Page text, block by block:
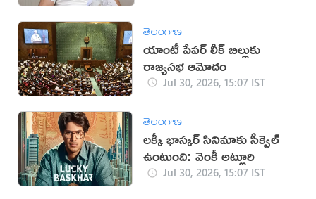
తెలంగాణ
యాంటీ పేపర్ లీక్ బిల్లుకు
రాజ్యసభ ఆమోదం
Jul 30, 2026, 15:07 IST
తెలంగాణ
లక్కీ భాస్కర్ సినిమాకు సీక్వెల్
ఉంటుంది: వెంకీ అట్లూరి
Jul 30, 2026, 15:07 IST